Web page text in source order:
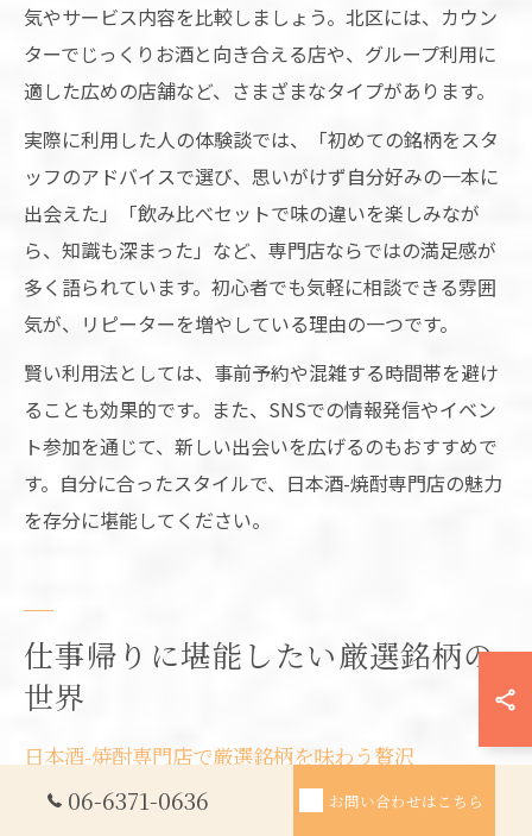
気やサービス内容を比較しましょう。北区には、カウン
ターでじっくりお酒と向き合える店や、グループ利用に
適した広めの店舗など、さまざまなタイプがあります。
実際に利用した人の体験談では、「初めての銘柄をスタ
ッフのアドバイスで選び、思いがけず自分好みの一本に
出会えた」「飲み比べセットで味の違いを楽しみなが
ら、知識も深まった」など、専門店ならではの満足感が
多く語られています。初心者でも気軽に相談できる雰囲
気が、リピーターを増やしている理由の一つです。
賢い利用法としては、事前予約や混雑する時間帯を避け
ることも効果的です。また、SNSでの情報発信やイベン
ト参加を通じて、新しい出会いを広げるのもおすすめで
す。自分に合ったスタイルで、日本酒-焼酎専門店の魅力
を存分に堪能してください。
仕事帰りに堪能したい厳選銘柄の
世界
日本酒-焼酎専門店で厳選銘柄を味わう贅沢
日本酒-焼酎専門店では、全国各地から仕入れた希少な銘
06-6371-0636 お問い合わせはこちら